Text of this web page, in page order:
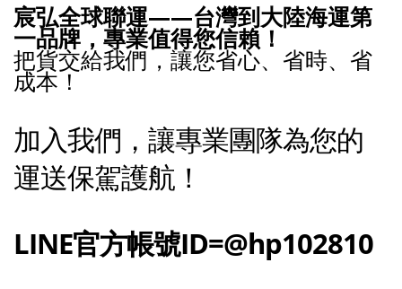
宸弘全球聯運——台灣到大陸海運第
一品牌，專業值得您信賴！
把貨交給我們，讓您省心、省時、省
成本！
加入我們，讓專業團隊為您的
運送保駕護航！
LINE官方帳號ID=@hp102810